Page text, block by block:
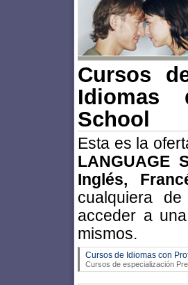
Cursos
Idiomas
School
Esta es la
LANGUAGE
Inglés,
cualquiera
acceder a
mismos.
Cursos de Idiomas con
Cursos de especialización